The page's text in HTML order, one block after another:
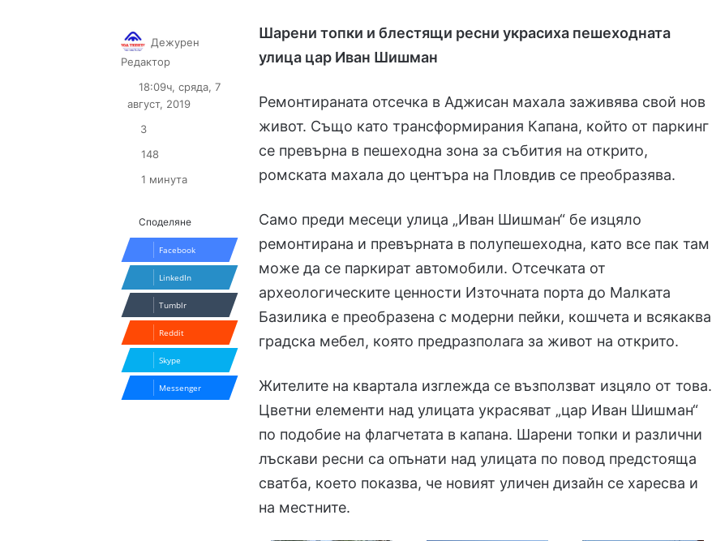
Шарени топки и блестящи ресни украсиха пешеходната
улица цар Иван Шишман
Ремонтираната отсечка в Аджисан махала заживява свой нов
живот. Също като трансформирания Капана, който от паркинг
се превърна в пешеходна зона за събития на открито,
ромската махала до центъра на Пловдив се преобразява.
Само преди месеци улица „Иван Шишман“ бе изцяло
ремонтирана и превърната в полупешеходна, като все пак там
може да се паркират автомобили. Отсечката от
археологическите ценности Източната порта до Малката
Базилика е преобразена с модерни пейки, кошчета и всякаква
градска мебел, която предразполага за живот на открито.
Жителите на квартала изглежда се възползват изцяло от това.
Цветни елементи над улицата украсяват „цар Иван Шишман“
по подобие на флагчетата в капана. Шарени топки и различни
лъскави ресни са опънати над улицата по повод предстояща
сватба, което показва, че новият уличен дизайн се харесва и
на местните.
Дежурен
Редактор
X email
18:09ч, сряда, 7
август, 2019
3
148
1 минута
Споделяне
Facebook
LinkedIn
Tumblr
Reddit
Skype
Messenger